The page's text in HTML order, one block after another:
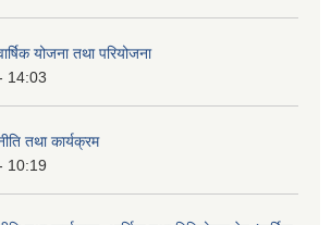
योजना तथा परियोजना
14:03
तथा कार्यक्रम
10:19